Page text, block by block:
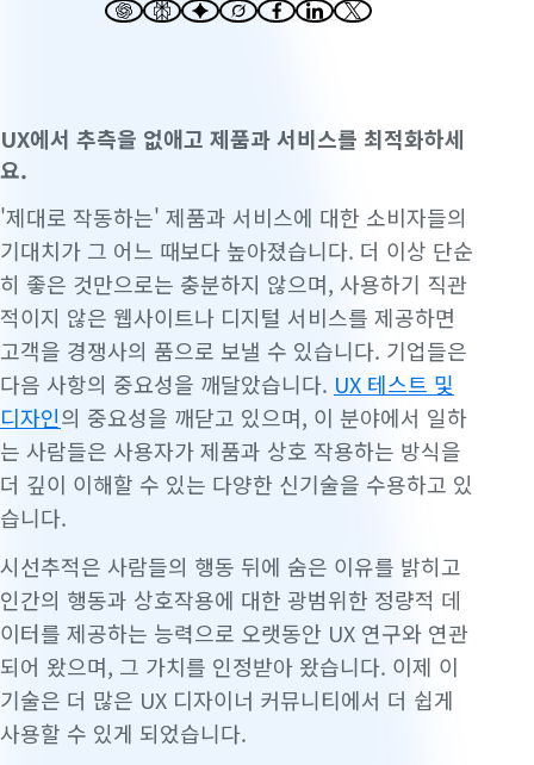
UX에서 추측을 없애고 제품과 서비스를 최적화하세
요.
'제대로 작동하는' 제품과 서비스에 대한 소비자들의
기대치가 그 어느 때보다 높아졌습니다. 더 이상 단순
히 좋은 것만으로는 충분하지 않으며, 사용하기 직관
적이지 않은 웹사이트나 디지털 서비스를 제공하면
고객을 경쟁사의 품으로 보낼 수 있습니다. 기업들은
다음 사항의 중요성을 깨달았습니다. UX 테스트 및
디자인의 중요성을 깨닫고 있으며, 이 분야에서 일하
는 사람들은 사용자가 제품과 상호 작용하는 방식을
더 깊이 이해할 수 있는 다양한 신기술을 수용하고 있
습니다.
시선추적은 사람들의 행동 뒤에 숨은 이유를 밝히고
인간의 행동과 상호작용에 대한 광범위한 정량적 데
이터를 제공하는 능력으로 오랫동안 UX 연구와 연관
되어 왔으며, 그 가치를 인정받아 왔습니다. 이제 이
기술은 더 많은 UX 디자이너 커뮤니티에서 더 쉽게
사용할 수 있게 되었습니다.